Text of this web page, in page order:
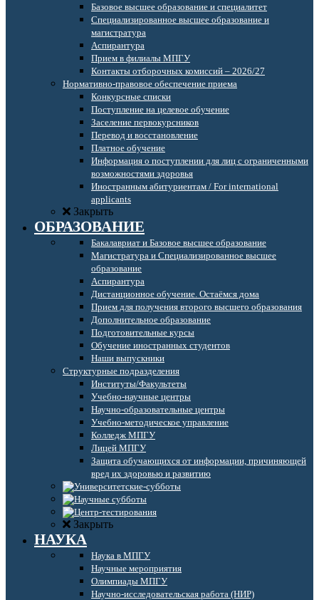
Базовое высшее образование и специалитет
Специализированное высшее образование и
магистратура
Аспирантура
Прием в филиалы МПГУ
Контакты отборочных комиссий – 2026/27
Нормативно-правовое обеспечение приема
Конкурсные списки
Поступление на целевое обучение
Заселение первокурсников
Перевод и восстановление
Платное обучение
Информация о поступлении для лиц с ограниченными
возможностями здоровья
Иностранным абитуриентам / For international
applicants
Закрыть
ОБРАЗОВАНИЕ
Бакалавриат и Базовое высшее образование
Магистратура и Специализированное высшее
образование
Аспирантура
Дистанционное обучение. Остаёмся дома
Прием для получения второго высшего образования
Дополнительное образование
Подготовительные курсы
Обучение иностранных студентов
Наши выпускники
Структурные подразделения
Институты/Факультеты
Учебно-научные центры
Научно-образовательные центры
Учебно-методическое управление
Колледж МПГУ
Лицей МПГУ
Защита обучающихся от информации, причиняющей
вред их здоровью и развитию
Закрыть
НАУКА
Наука в МПГУ
Научные мероприятия
Олимпиады МПГУ
Научно-исследовательская работа (НИР)